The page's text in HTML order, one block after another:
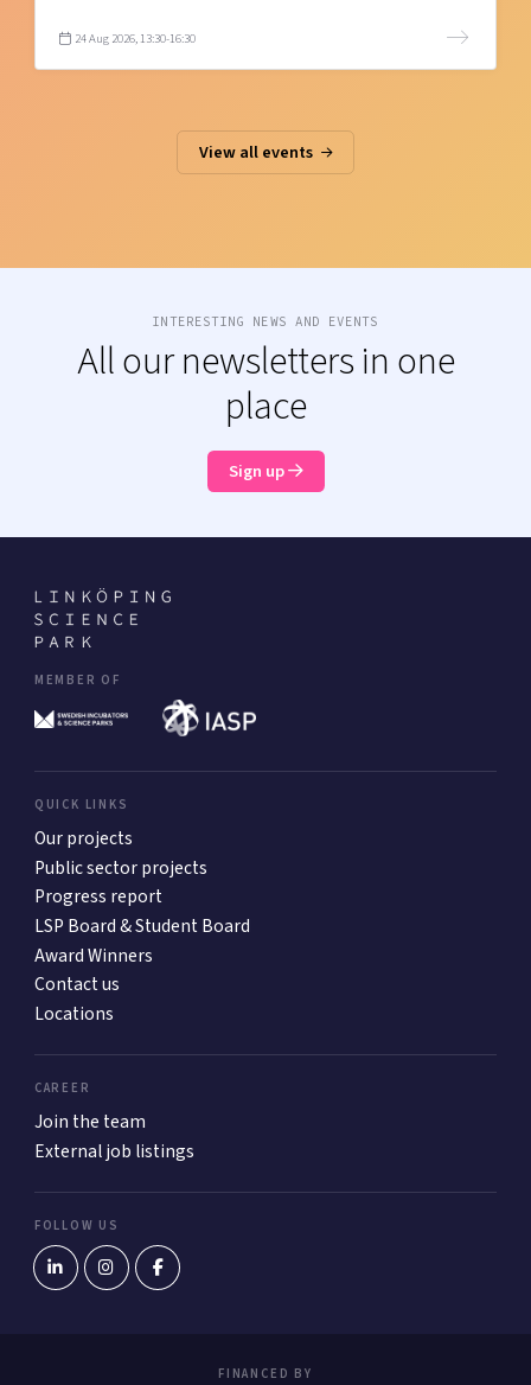
24 Aug 2026, 13:30-16:30
View all events
INTERESTING NEWS AND EVENTS
All our newsletters in one
place
Sign up
MEMBER OF
QUICK LINKS
Our projects
Public sector projects
Progress report
LSP Board & Student Board
Award Winners
Contact us
Locations
CAREER
Join the team
External job listings
FOLLOW US
FINANCED BY